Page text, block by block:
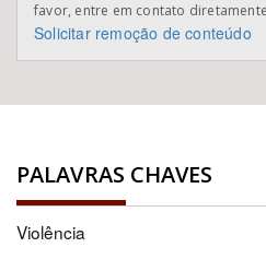
favor, entre em contato
Solicitar remoção de conteúdo
PALAVRAS CHAVES
Violência